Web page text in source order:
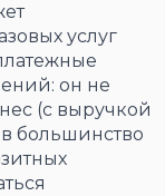
услуг
он не
(с выручкой
большинство